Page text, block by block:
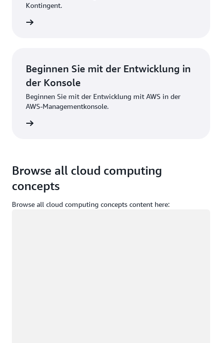
Kontingent.
Beginnen Sie mit der Entwicklung in
der Konsole
Beginnen Sie mit der Entwicklung mit AWS in der
AWS-Managementkonsole.
Browse all cloud computing
concepts
Browse all cloud computing concepts content here: